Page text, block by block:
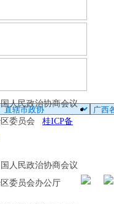
人民政治协商会议
区委员会 桂ICP备
人民政治协商会议
委员会办公厅